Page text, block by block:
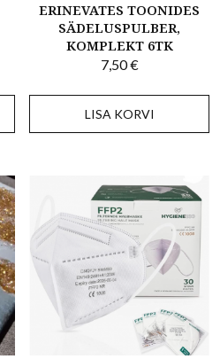
ERINEVATES TOONIDES
SÄDELUSPULBER,
KOMPLEKT 6TK
7,50€
LISA KORVI